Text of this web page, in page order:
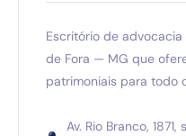
Escritório de
de Fora — MG que
patrimoniais para todo
Av. Rio Branco,